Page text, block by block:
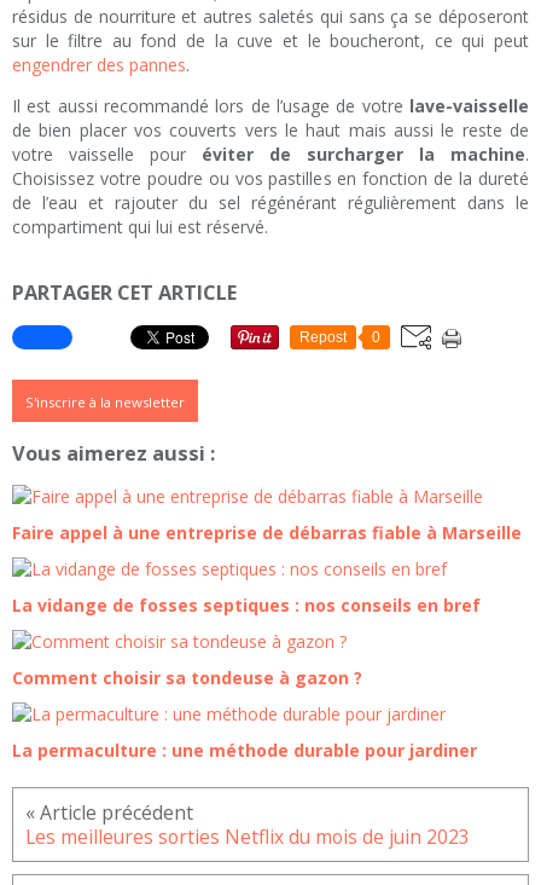
résidus de nourriture et autres saletés qui sans ça se déposeront
sur le filtre au fond de la cuve et le boucheront, ce qui peut
engendrer des pannes.
Il est aussi recommandé lors de l’usage de votre lave-vaisselle
de bien placer vos couverts vers le haut mais aussi le reste de
votre vaisselle pour éviter de surcharger la machine.
Choisissez votre poudre ou vos pastilles en fonction de la dureté
de l’eau et rajouter du sel régénérant régulièrement dans le
compartiment qui lui est réservé.
PARTAGER CET ARTICLE
Repost 0
S'inscrire à la newsletter
Vous aimerez aussi :
Faire appel à une entreprise de débarras fiable à Marseille
La vidange de fosses septiques : nos conseils en bref
Comment choisir sa tondeuse à gazon ?
La permaculture : une méthode durable pour jardiner
Les meilleures sorties Netflix du mois de juin 2023